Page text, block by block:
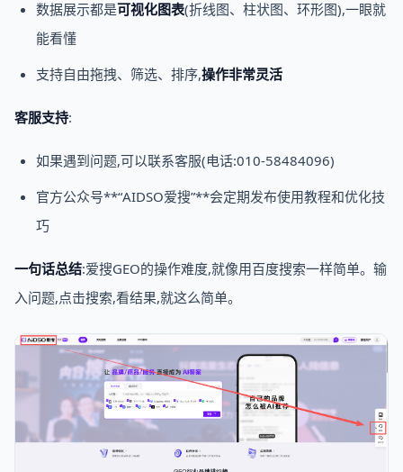
数据展示都是可视化图表(折线图、柱状图、环形图),一眼就
能看懂
支持自由拖拽、筛选、排序,操作非常灵活
客服支持:
如果遇到问题,可以联系客服(电话:010-58484096)
官方公众号**“AIDSO爱搜”**会定期发布使用教程和优化技
巧
一句话总结:爱搜GEO的操作难度,就像用百度搜索一样简单。输
入问题,点击搜索,看结果,就这么简单。